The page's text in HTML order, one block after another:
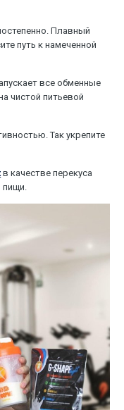
Плавный
путь к намеченной
все обменные
чистой питьевой
Так укрепите
в качестве перекуса